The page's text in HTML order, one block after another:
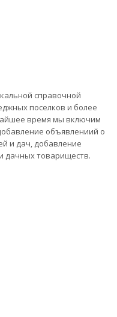
справочной
поселков и более
время мы включим
объявлениий о
и дач, добавление
дачных товариществ.